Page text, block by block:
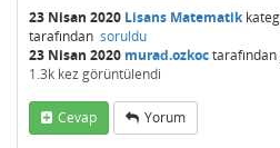
23 Nisan 2020 Lisans Matematik
tarafından soruldu
23 Nisan 2020 murad.ozkoctarafından
1.3k kez görüntülendi
Cevap Yorum